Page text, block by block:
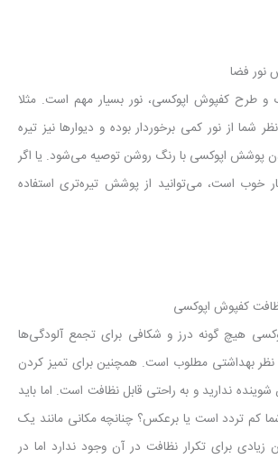
نور فضا
و طرح کفپوش اپوکسی، نور بسیار مهم است. مثلا
شما از نور کمی برخوردار بوده و دیوارها نیز تیره
پوشش اپوکسی با رنگ روشن توصیه می‌شود. یا اگر
خوب است، می‌توانید از پوشش تیره‌تری استفاده
کفپوش اپوکسی
هیچ گونه درز و شکافی برای تجمع آلودگی‌ها
نظر بهداشتی مطلوب است. همچنین برای تمیز کردن
ندارید و به راحتی قابل نظافت است. اما باید
کم تردد است یا برعکس؟ چنانچه مکانی مانند یک
زیادی برای تکرار نظافت در آن وجود ندارد اما در